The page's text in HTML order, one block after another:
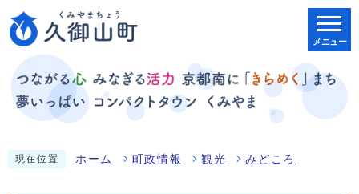
メニュー
現在位置 ホーム 町政情報 観光 みどころ